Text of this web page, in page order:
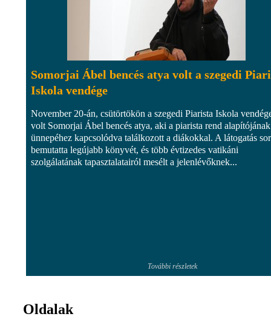
Somorjai Ábel bencés atya volt a szegedi
Iskola vendége
November 20-án, csütörtökön a szegedi Piarista Iskola
volt Somorjai Ábel bencés atya, aki a piarista rend alapítójának
ünnepéhez kapcsolódva találkozott a diákokkal. A látogatás
bemutatta legújabb könyvét, és több évtizedes vatikáni
szolgálatának tapasztalatairól mesélt a jelenlévőknek...
További részletek
Oldalak